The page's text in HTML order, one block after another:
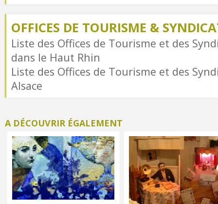
OFFICES DE TOURISME &
Liste des Offices de Tourisme et des
dans le Haut Rhin
Liste des Offices de Tourisme et des
Alsace
A DÉCOUVRIR ÉGALEMENT